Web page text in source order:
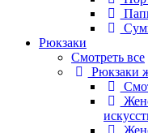
Рюкзаки
Смотреть все
Рюкзаки